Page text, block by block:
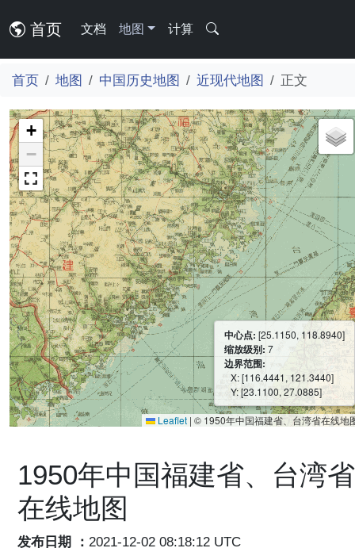
首页 文档 地图 计算
首页 地图 中国历史地图 近现代地图 正文
+
−
中心点: [25.1150, 118.8940]
缩放级别: 7
边界范围:
X: [116.4441, 121.3440]
Y: [23.1100, 27.0885]
Leaflet | © 1950年中国福建省、台湾省在线地
1950年中国福建省、台湾省
在线地图
发布日期 ： 2021-12-02 08:18:12 UTC